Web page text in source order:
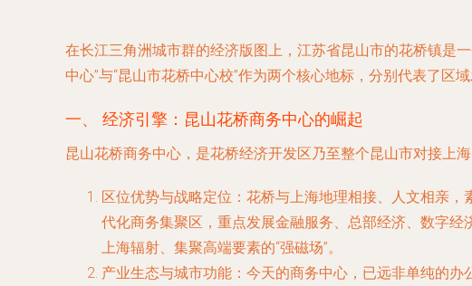
在长江三角洲城市群的经济版图上，江苏省昆山市的花桥镇是
中心”与“昆山市花桥中心校”作为两个核心地标，分别代表了区
一、 经济引擎：昆山花桥商务中心的崛起
昆山花桥商务中心，是花桥经济开发区乃至整个昆山市对接上
区位优势与战略定位 ：花桥与上海地理相接、人文相亲
代化商务集聚区，重点发展金融服务、总部经济、数字
上海辐射、集聚高端要素的“强磁场”。
产业生态与城市功能 ：今天的商务中心，已远非单纯的